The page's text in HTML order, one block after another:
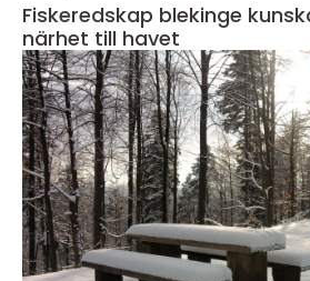
Fiskeredskap blekinge kunskap, kvalitet och
närhet till havet